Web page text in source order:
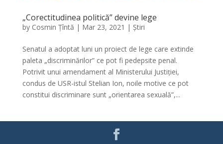
„Corectitudinea politică” devine lege
by Cosmin Țîntă | Mar 23, 2021 | Știri
Senatul a adoptat luni un proiect de lege care extinde
paleta „discriminărilor” ce pot fi pedepsite penal.
Potrivit unui amendament al Ministerului Justiției,
condus de USR-istul Stelian Ion, noile motive ce pot
constitui discriminare sunt „orientarea sexuală”,...